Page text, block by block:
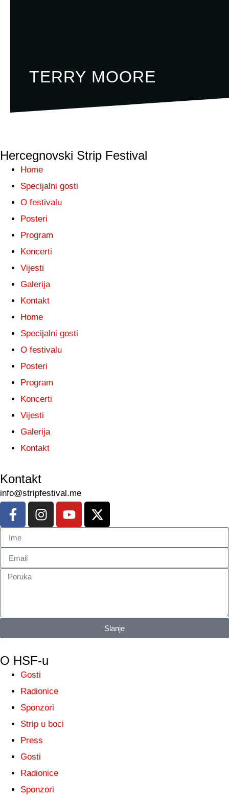
TERRY MOORE
Hercegnovski Strip Festival
Home
Specijalni gosti
O festivalu
Posteri
Program
Koncerti
Vijesti
Galerija
Kontakt
Home
Specijalni gosti
O festivalu
Posteri
Program
Koncerti
Vijesti
Galerija
Kontakt
Kontakt
info@stripfestival.me
Slanje
O HSF-u
Gosti
Radionice
Sponzori
Strip u boci
Press
Gosti
Radionice
Sponzori